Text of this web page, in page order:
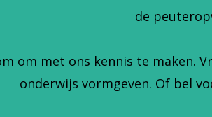
de
om met ons kennis te maken.
onderwijs vormgeven. Of bel